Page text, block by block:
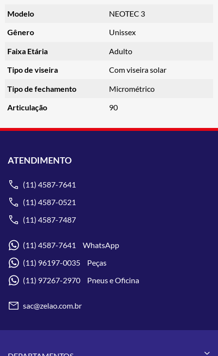
Modelo NEOTEC 3
Gênero Unissex
Faixa Etária Adulto
Tipo de viseira Com viseira solar
Tipo de fechamento Micrométrico
Articulação 90
ATENDIMENTO
(11) 4587-7641
(11) 4587-0521
(11) 4587-7487
(11) 4587-7641 WhatsApp
(11) 96197-0035 Peças
(11) 97267-2970 Pneus e Oficina
sac@zelao.com.br